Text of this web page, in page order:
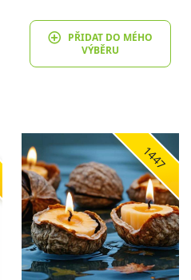
PŘIDAT DO MÉHO
VÝBĚRU
1447